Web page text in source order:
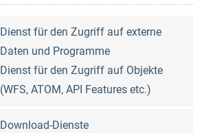
Dienst für den Zugriff auf externe
Daten und Programme
Dienst für den Zugriff auf Objekte
(WFS, ATOM, API Features etc.)
Download-Dienste